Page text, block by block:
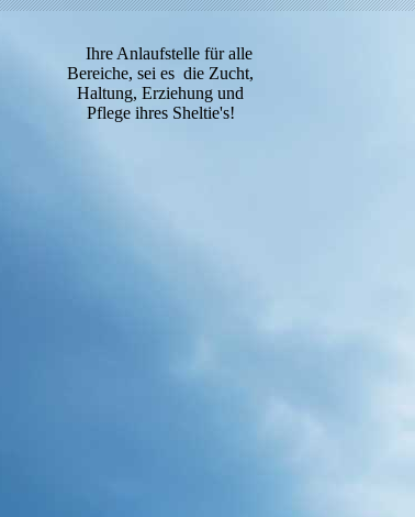
Ihre Anlaufstelle für alle
Bereiche, sei es die Zucht,
Haltung, Erziehung und
Pflege ihres Sheltie's!